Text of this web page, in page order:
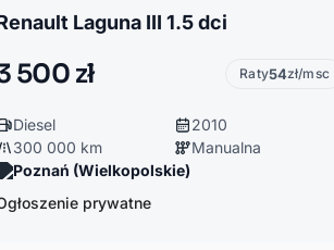
Laguna III 1.5 dci
500 zł Raty54zł/msc
Diesel
2010
300 000 km
Manualna
Poznań (Wielkopolskie)
prywatne